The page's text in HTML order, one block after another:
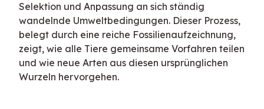
Selektion und Anpassung an sich ständig
wandelnde Umweltbedingungen. Dieser Prozess,
belegt durch eine reiche Fossilienaufzeichnung,
zeigt, wie alle Tiere gemeinsame Vorfahren teilen
und wie neue Arten aus diesen ursprünglichen
Wurzeln hervorgehen.